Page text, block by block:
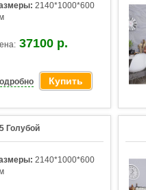
2140*1000*600
37100 р.
Купить
Голубой
2140*1000*600